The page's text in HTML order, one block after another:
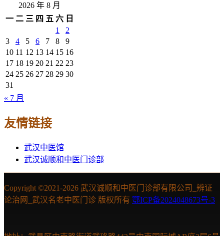
2026 年 8 月
一 二 三 四 五 六 日
1
2
3
4 5 6 7 8
9
10 11 12 13 14 15 16
17 18 19 20 21 22 23
24 25 26 27 28 29 30
31
« 7 月
友情链接
武汉中医馆
武汉诚顺和中医门诊部
Copyright ©2021-2026 武汉诚顺和中医门诊部有限公司_辨证
论治网_武汉名老中医门诊 版权所有 鄂ICP备2024048673号-3